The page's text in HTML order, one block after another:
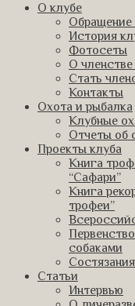
О клубе
Обращение
История
Фотосеты
О членстве
Стать
Контакты
Охота и рыбалка
Клубные
Отчеты об
Проекты клуба
Книга
“Сафари”
Книга
трофеи”
собаками
Статьи
Интервью